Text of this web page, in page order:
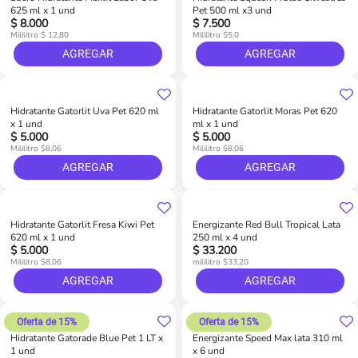
625 ml x 1 und
$ 8.000
Mililitro $ 12,80
AGREGAR
Pet 500 ml x3 und
$ 7.500
Mililitro $5,0
AGREGAR
Hidratante Gatorlit Uva Pet 620 ml
x 1 und
$ 5.000
Mililitro $8,06
AGREGAR
Hidratante Gatorlit Moras Pet 620
ml x 1 und
$ 5.000
Mililitro $8,06
AGREGAR
Hidratante Gatorlit Fresa Kiwi Pet
620 ml x 1 und
$ 5.000
Mililitro $8,06
AGREGAR
Energizante Red Bull Tropical Lata
250 ml x 4 und
$ 33.200
mililitro $33,20
AGREGAR
Hidratante Gatorade Blue Pet 1 LT x
1 und
Oferta de 15%
Energizante Speed Max lata 310 ml
x 6 und
Oferta de 15%